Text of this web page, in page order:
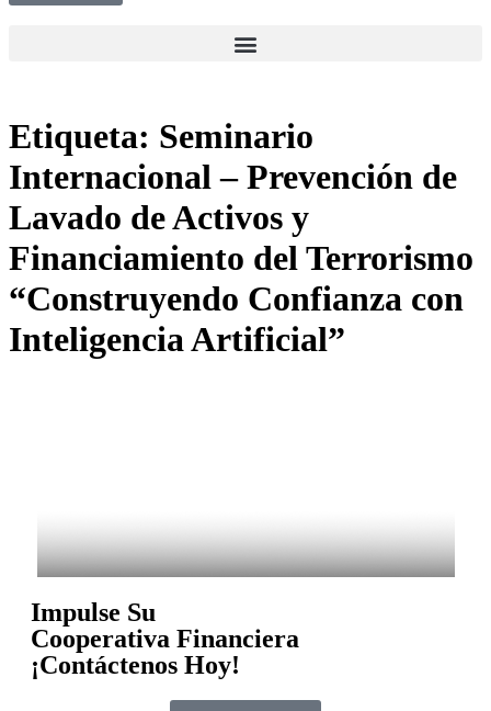
Etiqueta: Seminario
Internacional – Prevención de
Lavado de Activos y
Financiamiento del Terrorismo
“Construyendo Confianza con
Inteligencia Artificial”
Impulse Su
Cooperativa Financiera
¡Contáctenos Hoy!